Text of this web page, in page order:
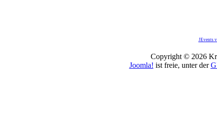
JEvents
Copyright © 2026
Joomla! ist freie, unter der